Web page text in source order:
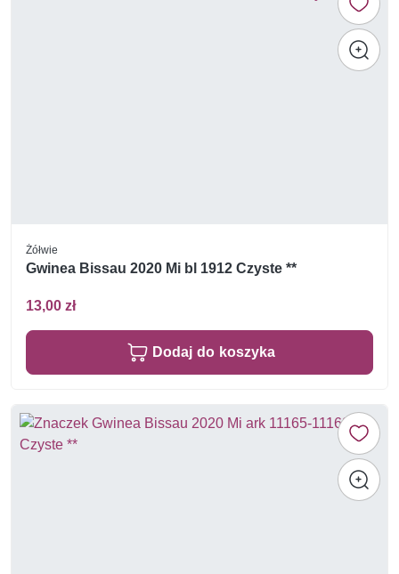
Żółwie
Gwinea Bissau 2020 Mi bl 1912 Czyste **
13,00 zł
Dodaj do koszyka